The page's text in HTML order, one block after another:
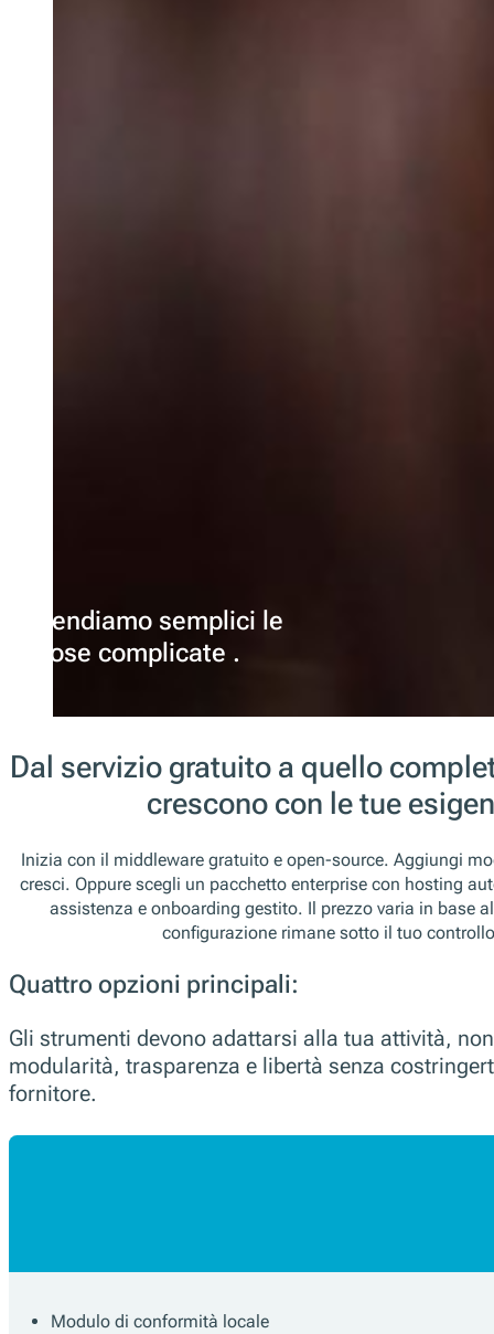
Rendiamo semplici le
cose complicate .
Dal servizio gratuito a quello
crescono con le tue
Inizia con il middleware gratuito e open-source. Aggiungi
cresci. Oppure scegli un pacchetto enterprise con hosting
assistenza e onboarding gestito. Il prezzo varia in base
configurazione rimane sotto il tuo
Quattro opzioni principali:
Gli strumenti devono adattarsi alla tua attività,
modularità, trasparenza e libertà senza
fornitore.
Modulo di conformità locale